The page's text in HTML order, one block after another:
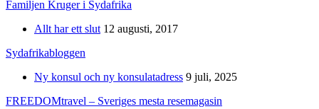
Familjen Kruger i Sydafrika
Allt har ett slut 12 augusti, 2017
Sydafrikabloggen
Ny konsul och ny konsulatadress 9 juli, 2025
FREEDOMtravel – Sveriges mesta resemagasin